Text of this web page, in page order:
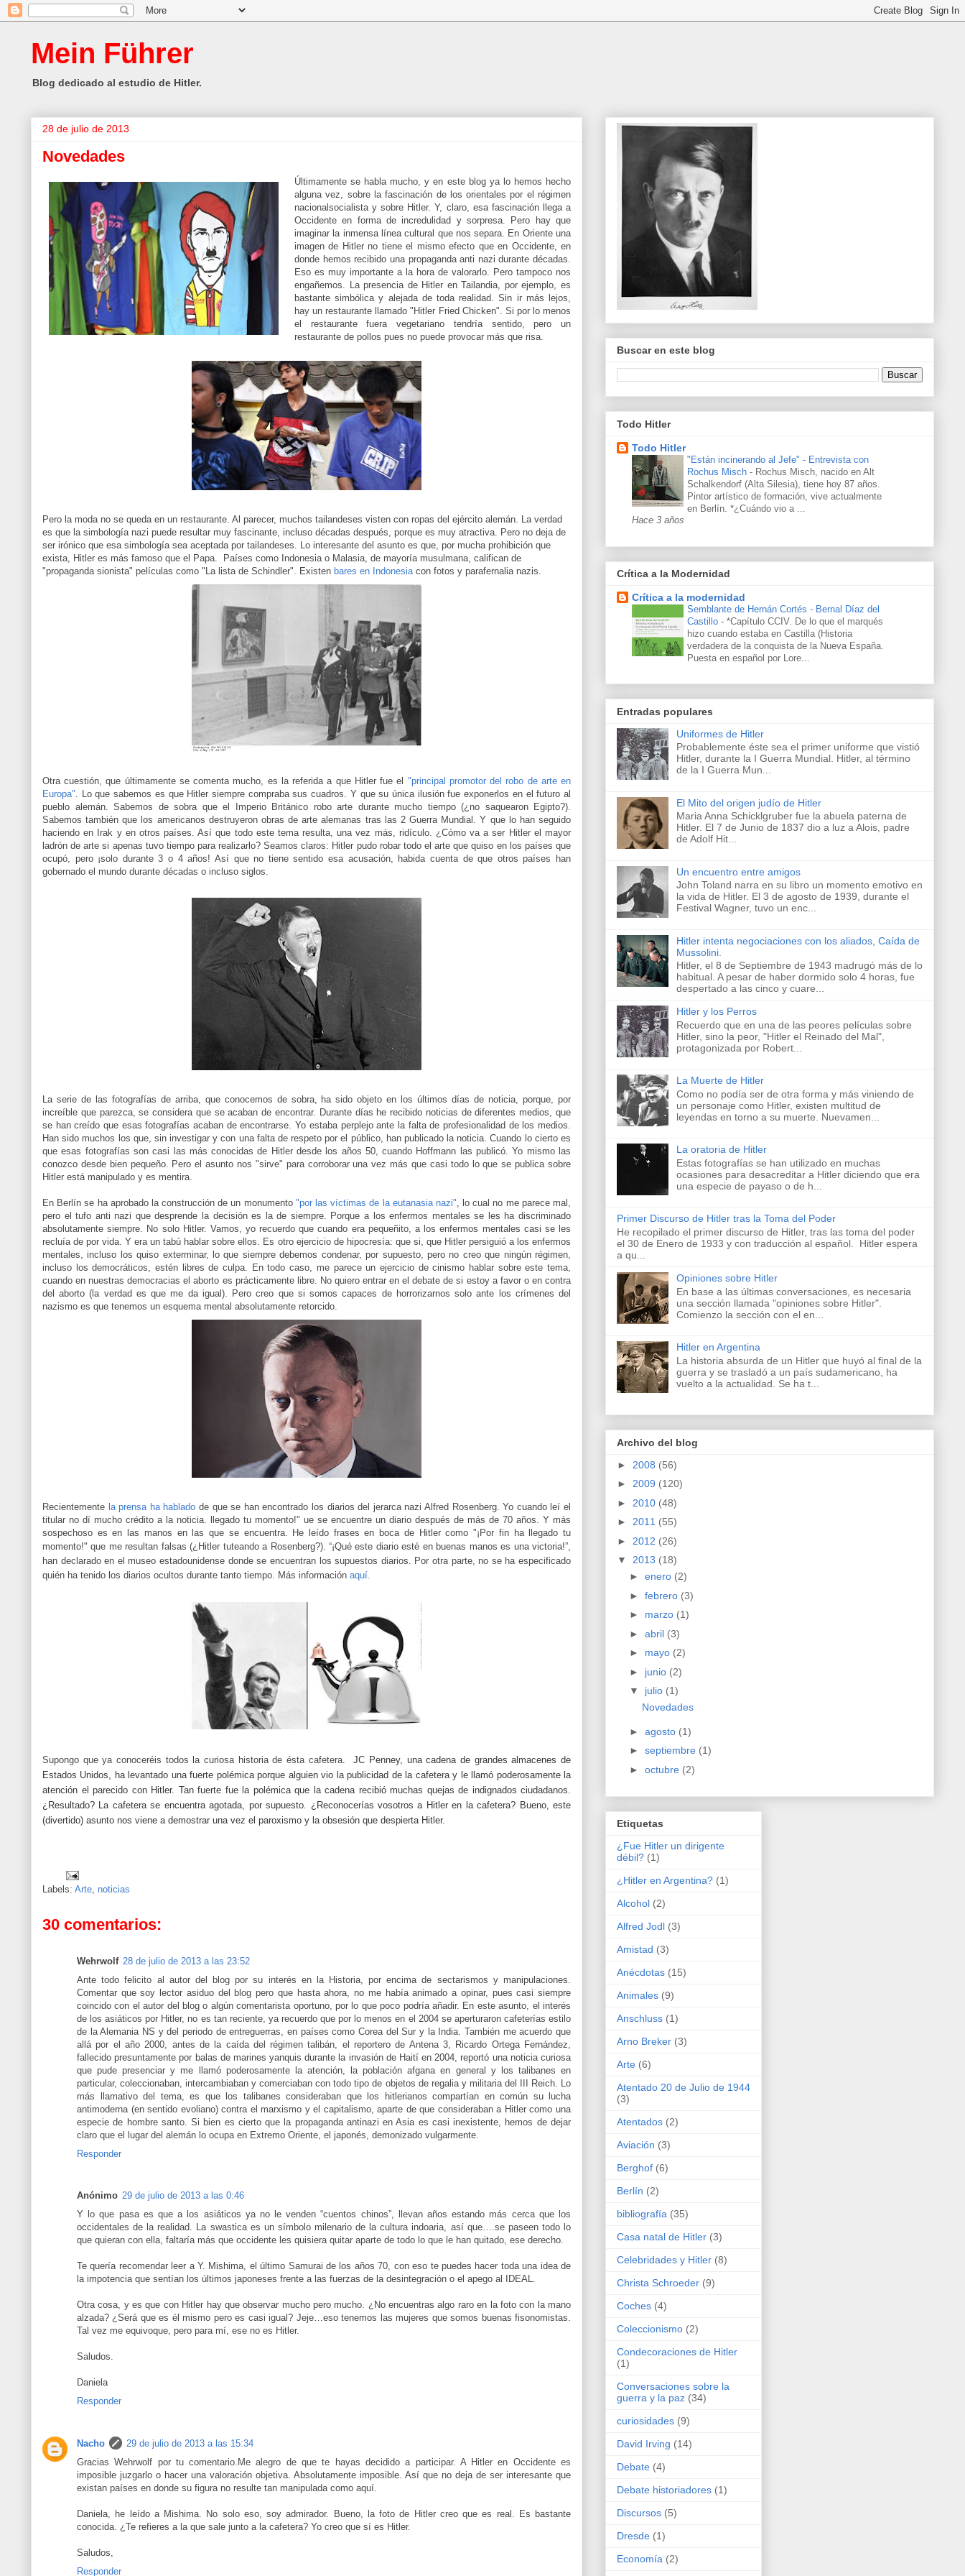
Mein Führer
Blog dedicado al estudio de Hitler.
28 de julio de 2013
Novedades
Últimamente se habla mucho, y en este blog ya lo hemos hecho
alguna vez, sobre la fascinación de los orientales por el régimen
nacionalsocialista y sobre Hitler. Y, claro, esa fascinación llega a
Occidente en forma de incredulidad y sorpresa. Pero hay que
imaginar la inmensa línea cultural que nos separa. En Oriente una
imagen de Hitler no tiene el mismo efecto que en Occidente, en
donde hemos recibido una propaganda anti nazi durante décadas.
Eso es muy importante a la hora de valorarlo. Pero tampoco nos
engañemos. La presencia de Hitler en Tailandia, por ejemplo, es
bastante simbólica y alejada de toda realidad. Sin ir más lejos,
hay un restaurante llamado "Hitler Fried Chicken". Si por lo menos
el restaurante fuera vegetariano tendría sentido, pero un
restaurante de pollos pues no puede provocar más que risa.
Pero la moda no se queda en un restaurante. Al parecer, muchos tailandeses visten con ropas del ejército alemán. La verdad
es que la simbología nazi puede resultar muy fascinante, incluso décadas después, porque es muy atractiva. Pero no deja de
ser irónico que esa simbología sea aceptada por tailandeses. Lo interesante del asunto es que, por mucha prohibición que
exista, Hitler es más famoso que el Papa. Países como Indonesia o Malasia, de mayoría musulmana, califican de
"propaganda sionista" películas como "La lista de Schindler". Existen bares en Indonesiacon fotos y parafernalia nazis.
Otra cuestión, que últimamente se comenta mucho, es la referida a que Hitler fue el "principal promotor del robo de arte en
Europa". Lo que sabemos es que Hitler siempre compraba sus cuadros. Y que su única ilusión fue exponerlos en el futuro al
pueblo alemán. Sabemos de sobra que el Imperio Británico robo arte durante mucho tiempo (¿no saquearon Egipto?).
Sabemos también que los americanos destruyeron obras de arte alemanas tras las 2 Guerra Mundial. Y que lo han seguido
haciendo en Irak y en otros países. Así que todo este tema resulta, una vez más, ridículo. ¿Cómo va a ser Hitler el mayor
ladrón de arte si apenas tuvo tiempo para realizarlo? Seamos claros: Hitler pudo robar todo el arte que quiso en los países que
ocupó, pero ¡solo durante 3 o 4 años! Así que no tiene sentido esa acusación, habida cuenta de que otros países han
gobernado el mundo durante décadas o incluso siglos.
La serie de las fotografías de arriba, que conocemos de sobra, ha sido objeto en los últimos días de noticia, porque, por
increíble que parezca, se considera que se acaban de encontrar. Durante días he recibido noticias de diferentes medios, que
se han creído que esas fotografías acaban de encontrarse. Yo estaba perplejo ante la falta de profesionalidad de los medios.
Han sido muchos los que, sin investigar y con una falta de respeto por el público, han publicado la noticia. Cuando lo cierto es
que esas fotografías son casi las más conocidas de Hitler desde los años 50, cuando Hoffmann las publicó. Yo mismo las
conozco desde bien pequeño. Pero el asunto nos "sirve" para corroborar una vez más que casi todo lo que se publica sobre
Hitler está manipulado y es mentira.
En Berlín se ha aprobado la construcción de un monumento "por las víctimas de la eutanasia nazi", lo cual no me parece mal,
pero el tufo anti nazi que desprende la decisión es la de siempre. Porque a los enfermos mentales se les ha discriminado
absolutamente siempre. No solo Hitler. Vamos, yo recuerdo que cuando era pequeñito, a los enfermos mentales casi se les
recluía de por vida. Y era un tabú hablar sobre ellos. Es otro ejercicio de hipocresía: que si, que Hitler persiguió a los enfermos
mentales, incluso los quiso exterminar, lo que siempre debemos condenar, por supuesto, pero no creo que ningún régimen,
incluso los democráticos, estén libres de culpa. En todo caso, me parece un ejercicio de cinismo hablar sobre este tema,
cuando en nuestras democracias el aborto es prácticamente libre. No quiero entrar en el debate de si estoy a favor o en contra
del aborto (la verdad es que me da igual). Pero creo que si somos capaces de horrorizarnos solo ante los crímenes del
nazismo es que tenemos un esquema mental absolutamente retorcido.
Recientemente la prensa ha hablado de que se han encontrado los diarios del jerarca nazi Alfred Rosenberg. Yo cuando leí el
titular no dí mucho crédito a la noticia. llegado tu momento!" ue se encuentre un diario después de más de 70 años. Y más
sospechoso es en las manos en las que se encuentra. He leído frases en boca de Hitler como "¡Por fin ha llegado tu
momento!" que me resultan falsas (¿Hitler tuteando a Rosenberg?). “¡Qué este diario esté en buenas manos es una victoria!”,
han declarado en el museo estadounidense donde se encuentran los supuestos diarios. Por otra parte, no se ha especificado
quién ha tenido los diarios ocultos durante tanto tiempo. Más información aquí.
Supongo que ya conoceréis todos la curiosa historia de ésta cafetera.
JC Penney, una cadena de grandes almacenes de
Estados Unidos, ha levantado una fuerte polémica porque alguien vio la publicidad de la cafetera y le llamó poderosamente la
atención el parecido con Hitler. Tan fuerte fue la polémica que la cadena recibió muchas quejas de indignados ciudadanos.
¿Resultado? La cafetera se encuentra agotada, por supuesto. ¿Reconocerías vosotros a Hitler en la cafetera? Bueno, este
(divertido) asunto nos viene a demostrar una vez el paroxismo y la obsesión que despierta Hitler.
Labels: Arte noticias
30 comentarios:
Wehrwolf 28 de julio de 2013 a las 23:52
Ante todo felicito al autor del blog por su interés en la Historia, por encima de sectarismos y manipulaciones.
Comentar que soy lector asiduo del blog pero que hasta ahora, no me había animado a opinar, pues casi siempre
coincido con el autor del blog o algún comentarista oportuno, por lo que poco podría añadir. En este asunto, el interés
de los asiáticos por Hitler, no es tan reciente, ya recuerdo que por lo menos en el 2004 se aperturaron cafeterías estilo
de la Alemania NS y del periodo de entreguerras, en países como Corea del Sur y la India. También me acuerdo que
allá por el año 2000, antes de la caída del régimen talibán, el reportero de Antena 3, Ricardo Ortega Fernández,
fallecido presuntamente por balas de marines yanquis durante la invasión de Haití en 2004, reportó una noticia curiosa
que pude presenciar y me llamó poderosamente la atención, la población afgana en general y los talibanes en
particular, coleccionaban, intercambiaban y comerciaban con todo tipo de objetos de regalia y militaria del III Reich. Lo
más llamativo del tema, es que los talibanes consideraban que los hitlerianos compartían en común su lucha
antimoderna (en sentido evoliano) contra el marxismo y el capitalismo, aparte de que consideraban a Hitler como una
especie de hombre santo. Si bien es cierto que la propaganda antinazi en Asia es casi inexistente, hemos de dejar
claro que el lugar del alemán lo ocupa en Extremo Oriente, el japonés, demonizado vulgarmente.
Responder
Anónimo 29 de julio de 2013 a las 0:46
Y lo que pasa es que a los asiáticos ya no le venden “cuentos chinos”, llevan años estando más cerca que los
occidentales de la realidad. La swastica es un símbolo milenario de la cultura indoaria, así que….se paseen todo lo
que quieran con ella, faltaría más que occidente les quisiera quitar aparte de todo lo que le han quitado, ese derecho.
Te quería recomendar leer a Y. Mishima, el último Samurai de los años 70, con eso te puedes hacer toda una idea de
la impotencia que sentían los últimos japoneses frente a las fuerzas de la desintegración o el apego al IDEAL.
Otra cosa, y es que con Hitler hay que observar mucho pero mucho. ¿No encuentras algo raro en la foto con la mano
alzada? ¿Será que es él mismo pero es casi igual? Jeje…eso tenemos las mujeres que somos buenas fisonomistas.
Tal vez me equivoque, pero para mí, ese no es Hitler.
Saludos.
Daniela
Responder
Nacho
29 de julio de 2013 a las 15:34
Gracias Wehrwolf por tu comentario.Me alegro de que te hayas decidido a participar. A Hitler en Occidente es
imposible juzgarlo o hacer una valoración objetiva. Absolutamente imposible. Así que no deja de ser interesante que
existan países en donde su figura no resulte tan manipulada como aquí.
Daniela, he leído a Mishima. No solo eso, soy admirador. Bueno, la foto de Hitler creo que es real. Es bastante
conocida. ¿Te refieres a la que sale junto a la cafetera? Yo creo que sí es Hitler.
Saludos,
Responder
Buscar en este blog
Todo Hitler
Todo Hitler
"Están incinerando al Jefe" - Entrevista con
Rochus Misch - Rochus Misch, nacido en Alt
Schalkendorf (Alta Silesia), tiene hoy 87 años.
Pintor artístico de formación, vive actualmente
en Berlín. *¿Cuándo vio a ...
Hace 3 años
Crítica a la Modernidad
Crítica a la modernidad
Semblante de Hernán Cortés - Bernal Díaz del
Castillo - *Capítulo CCIV. De lo que el marqués
hizo cuando estaba en Castilla (Historia
verdadera de la conquista de la Nueva España.
Puesta en español por Lore...
Entradas populares
Uniformes de Hitler
Probablemente éste sea el primer uniforme que vistió
Hitler, durante la I Guerra Mundial. Hitler, al término
de la I Guerra Mun...
El Mito del origen judío de Hitler
Maria Anna Schicklgruber fue la abuela paterna de
Hitler. El 7 de Junio de 1837 dio a luz a Alois, padre
de Adolf Hit...
Un encuentro entre amigos
John Toland narra en su libro un momento emotivo en
la vida de Hitler. El 3 de agosto de 1939, durante el
Festival Wagner, tuvo un enc...
Hitler intenta negociaciones con los aliados, Caída de
Mussolini.
Hitler, el 8 de Septiembre de 1943 madrugó más de lo
habitual. A pesar de haber dormido solo 4 horas, fue
despertado a las cinco y cuare...
Hitler y los Perros
Recuerdo que en una de las peores películas sobre
Hitler, sino la peor, "Hitler el Reinado del Mal",
protagonizada por Robert...
La Muerte de Hitler
Como no podía ser de otra forma y más viniendo de
un personaje como Hitler, existen multitud de
leyendas en torno a su muerte. Nuevamen...
La oratoria de Hitler
Estas fotografías se han utilizado en muchas
ocasiones para desacreditar a Hitler diciendo que era
una especie de payaso o de h...
Primer Discurso de Hitler tras la Toma del Poder
He recopilado el primer discurso de Hitler, tras las toma del poder
el 30 de Enero de 1933 y con traducción al español. Hitler espera
a qu...
Opiniones sobre Hitler
En base a las últimas conversaciones, es necesaria
una sección llamada "opiniones sobre Hitler".
Comienzo la sección con el en...
Hitler en Argentina
La historia absurda de un Hitler que huyó al final de la
guerra y se trasladó a un país sudamericano, ha
vuelto a la actualidad. Se ha t...
Archivo del blog
► 2008 (56)
► 2009 (120)
► 2010 (48)
► 2011 (55)
► 2012 (26)
▼ 2013 (18)
► enero (2)
► febrero (3)
► marzo (1)
► abril (3)
► mayo (2)
► junio (2)
▼ julio (1)
Novedades
► agosto (1)
► septiembre (1)
► octubre (2)
Etiquetas
¿Fue Hitler un dirigente
débil? (1)
¿Hitler en Argentina? (1)
Alcohol (2)
Alfred Jodl (3)
Amistad (3)
Anécdotas (15)
Animales (9)
Anschluss (1)
Arno Breker (3)
Arte (6)
Atentado 20 de Julio de 1944
(3)
Atentados (2)
Aviación (3)
Berghof (6)
Berlín (2)
bibliografía (35)
Casa natal de Hitler (3)
Celebridades y Hitler (8)
Christa Schroeder (9)
Coches (4)
Coleccionismo (2)
Condecoraciones de Hitler
(1)
Conversaciones sobre la
guerra y la paz (34)
curiosidades (9)
David Irving (14)
Debate (4)
Debate historiadores (1)
Discursos (5)
Dresde (1)
Economía (2)